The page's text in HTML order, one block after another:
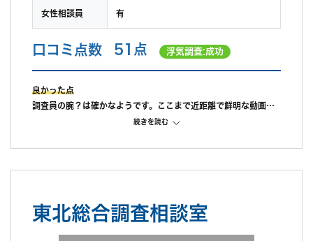
女性相談員 有
口コミ点数 51点 浮気調査:成功
良かった点
調査員の腕？は確かなようです。ここまで近距離で鮮明な動画が
不満だった点
かったため納得してしまった。もっとリサーチしてから契約すれ
続きを読む
東北総合調査相談室